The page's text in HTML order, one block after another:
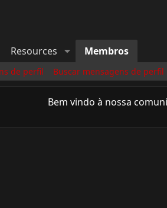
Resources Membros
de perfil Buscar mensagens de perfil
Bem vindo à nossa